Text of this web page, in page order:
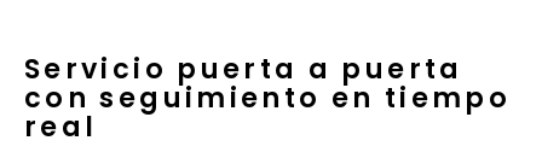
Servicio puerta a puerta
con seguimiento en tiempo
real